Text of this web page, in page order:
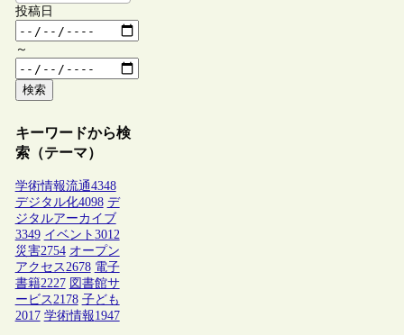
投稿日
～
検索
キーワードから検
索（テーマ）
学術情報流通4348
デジタル化4098 デ
ジタルアーカイブ
3349 イベント 3012
災害2754 オープン
アクセス 2678 電子
書籍2227 図書館サ
ービス 2178 子ども
2017 学術情報1947